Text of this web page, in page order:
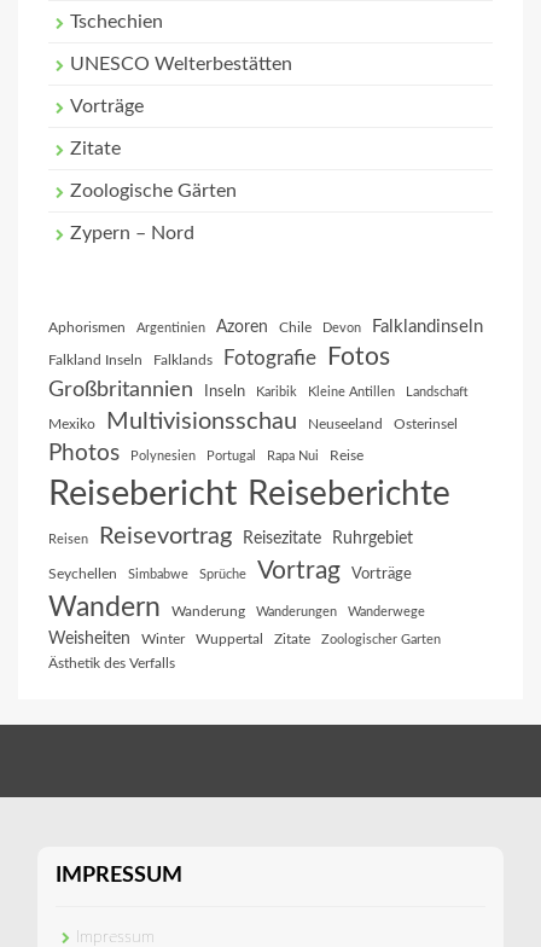
Tschechien
UNESCO Welterbestätten
Vorträge
Zitate
Zoologische Gärten
Zypern – Nord
Aphorismen Argentinien Azoren Chile Devon Falklandinseln
Falkland Inseln Falklands Fotografie Fotos
Großbritannien Inseln Karibik Kleine Antillen Landschaft
Mexiko Multivisionsschau Neuseeland Osterinsel
Photos Polynesien Portugal Rapa Nui Reise
Reisebericht Reiseberichte
Reisen Reisevortrag Reisezitate Ruhrgebiet
Seychellen Simbabwe Sprüche Vortrag Vorträge
Wandern Wanderung Wanderungen Wanderwege
Weisheiten Winter Wuppertal Zitate Zoologischer Garten
Ästhetik des Verfalls
IMPRESSUM
Impressum